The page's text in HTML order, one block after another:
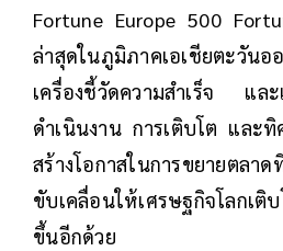
Fortune Europe 500
ล่าสุดในภูมิภาคเอเชียตะวัน
เครื่องชี้วัดความสำเร็จ และ
ดำเนินงาน การเติบโต และ
สร้างโอกาสในการขยายตลา
ขับเคลื่อนให้เศรษฐกิจโลกเติ
ขึ้นอีกด้วย